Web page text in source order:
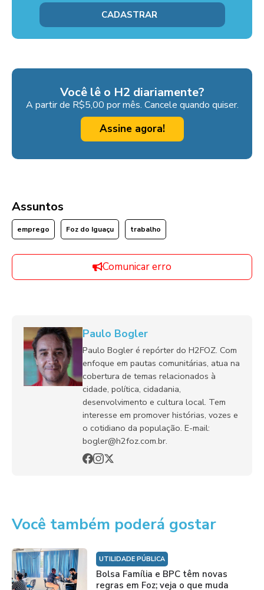
Você lê o H2 diariamente?
A partir de R$5,00 por mês. Cancele quando quiser.
Assine agora!
Assuntos
emprego Foz do Iguaçu trabalho
Comunicar erro
Paulo Bogler
Paulo Bogler é repórter do H2FOZ. Com
enfoque em pautas comunitárias, atua na
cobertura de temas relacionados à
cidade, política, cidadania,
desenvolvimento e cultura local. Tem
interesse em promover histórias, vozes e
o cotidiano da população. E-mail:
bogler@h2foz.com.br.
Você também poderá gostar
UTILIDADE PÚBLICA
Bolsa Família e BPC têm novas
regras em Foz; veja o que muda